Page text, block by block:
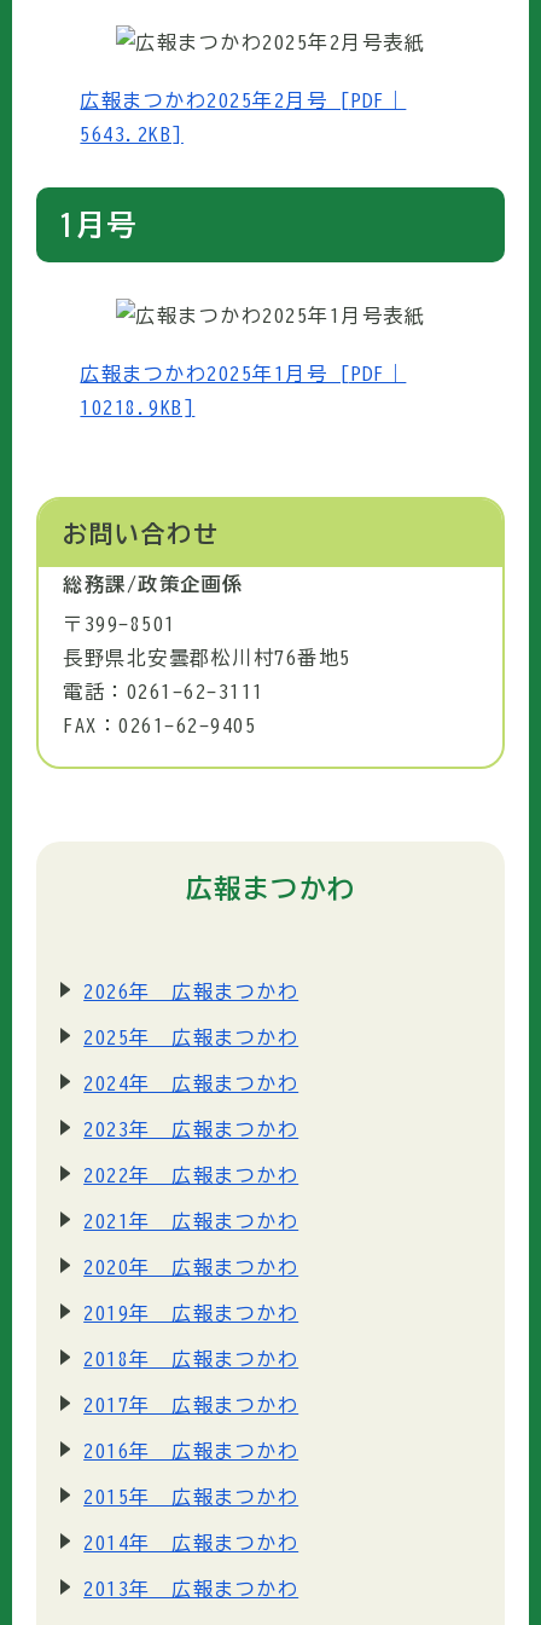
広報まつかわ2025年2月号 [PDF｜
5643.2KB]
1月号
広報まつかわ2025年1月号 [PDF｜
10218.9KB]
お問い合わせ
総務課/政策企画係
〒399-8501
長野県北安曇郡松川村76番地5
電話：0261-62-3111
FAX：0261-62-9405
広報まつかわ
2026年 広報まつかわ
2025年 広報まつかわ
2024年 広報まつかわ
2023年 広報まつかわ
2022年 広報まつかわ
2021年 広報まつかわ
2020年 広報まつかわ
2019年 広報まつかわ
2018年 広報まつかわ
2017年 広報まつかわ
2016年 広報まつかわ
2015年 広報まつかわ
2014年 広報まつかわ
2013年 広報まつかわ